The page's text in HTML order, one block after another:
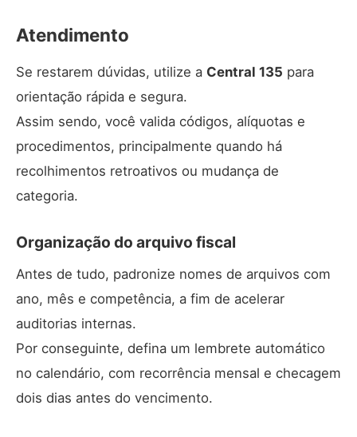
Atendimento
Se restarem dúvidas, utilize a Central 135 para
orientação rápida e segura.
Assim sendo, você valida códigos, alíquotas e
procedimentos, principalmente quando há
recolhimentos retroativos ou mudança de
categoria.
Organização do arquivo fiscal
Antes de tudo, padronize nomes de arquivos com
ano, mês e competência, a fim de acelerar
auditorias internas.
Por conseguinte, defina um lembrete automático
no calendário, com recorrência mensal e checagem
dois dias antes do vencimento.